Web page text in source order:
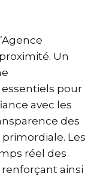
Un
pour
avec les
des
Les
réel des
ainsi